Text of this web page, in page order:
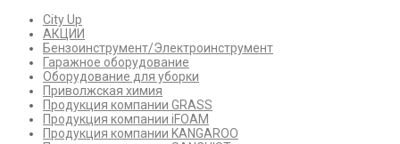
City Up
АКЦИИ
Бензоинструмент/Электроинструмент
Гаражное оборудование
Оборудование для уборки
Приволжская химия
Продукция компании GRASS
Продукция компании iFOAM
Продукция компании KANGAROO